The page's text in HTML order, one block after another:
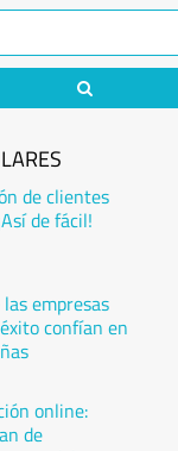
de clientes
de fácil!
empresas
confían en
online:
de